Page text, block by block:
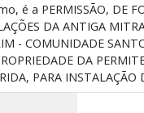
é a PERMISSÃO, DE
DA ANTIGA
- COMUNIDADE
DA
PARA INSTALAÇÃO